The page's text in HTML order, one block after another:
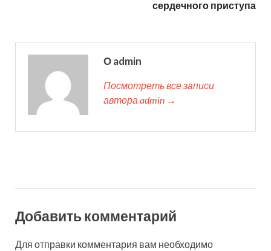
сердечного приступа
О admin
Посмотреть все записи
автора admin →
Добавить комментарий
Для отправки комментария вам необходимо